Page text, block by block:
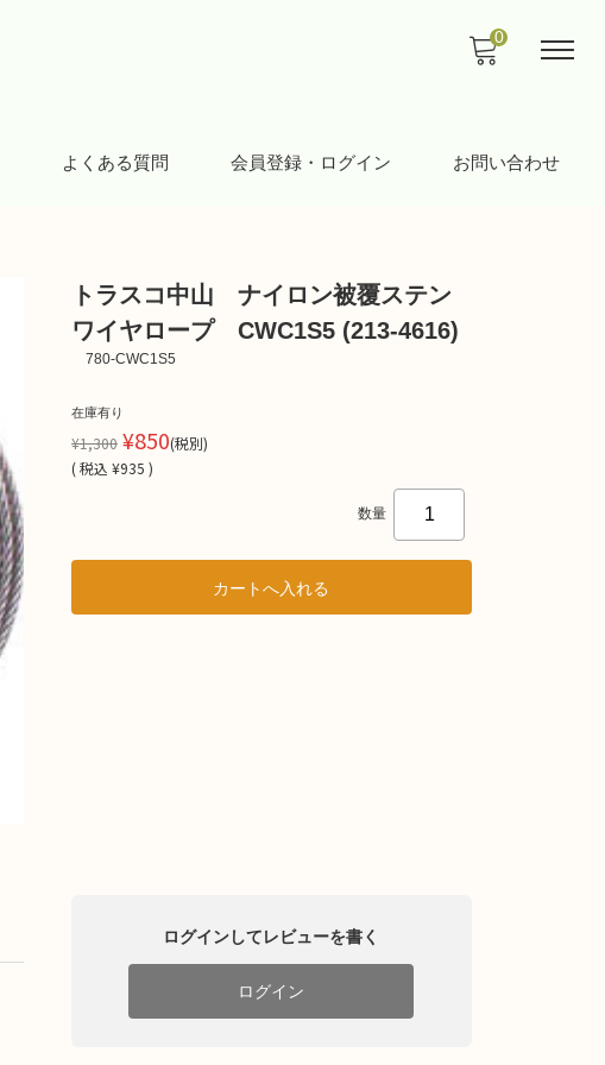
よくある質問 会員登録・ログイン お問い合わせ
0
トラスコ中山 ナイロン被覆ステン
ワイヤロープ CWC1S5 (213-4616)
780-CWC1S5
在庫有り
¥1,300¥850(税別)
(税込 ¥935 )
数量
ログインしてレビューを書く
ログイン